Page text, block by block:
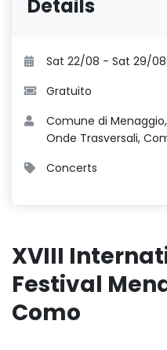
Details
Sat 22/08 - Sat 29/
Gratuito
Comune di
Onde Trasversali,
Concerts
XVIII
Festival
Como